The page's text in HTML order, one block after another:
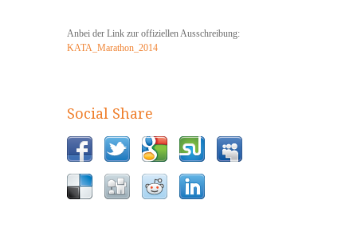
Anbei der Link zur offiziellen Ausschreibung:
KATA_Marathon_2014
Social Share